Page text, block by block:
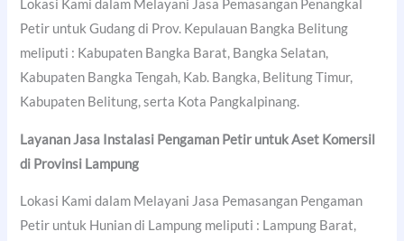
Lokasi Kami dalam Melayani Jasa Pemasangan Penangkal
Petir untuk Gudang di Prov. Kepulauan Bangka Belitung
meliputi : Kabupaten Bangka Barat, Bangka Selatan,
Kabupaten Bangka Tengah, Kab. Bangka, Belitung Timur,
Kabupaten Belitung, serta Kota Pangkalpinang.
Layanan Jasa Instalasi Pengaman Petir untuk Aset Komersil
di Provinsi Lampung
Lokasi Kami dalam Melayani Jasa Pemasangan Pengaman
Petir untuk Hunian di Lampung meliputi : Lampung Barat,